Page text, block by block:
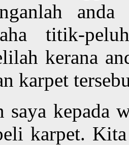
titik-
kerana
karpet
saya kepada
karpet.